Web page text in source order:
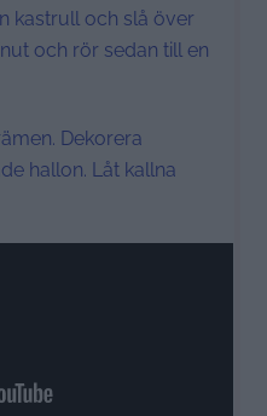
kastrull och slå över
och rör sedan till en
Dekorera
hallon. Låt kallna